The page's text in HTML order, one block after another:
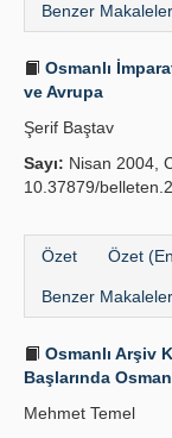
Benzer Makaleler
Osmanlı
ve Avrupa
Şerif Baştav
Sayı: Nisan 2004,
10.37879/
Özet Özet
Benzer Makaleler
Osmanlı Arşiv
Başlarında
Mehmet Temel